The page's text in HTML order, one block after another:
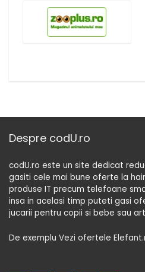
Despre codU.ro
codU.ro este un site dedicat
gasiti cele mai bune oferte la
produse IT precum telefoane
insa in acelasi timp puteti gasi
jucarii pentru copii si bebe sau
De exemplu Vezi ofertele